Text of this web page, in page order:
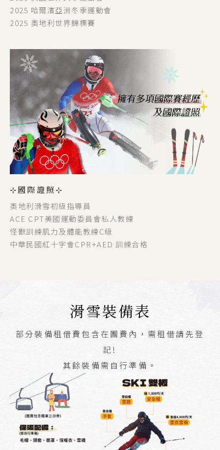
2025 哈爾濱亞洲冬季運動會
2025 奧地利世界錦標賽
⊹國際證照⊹
奧地利滑雪初級指導員
ACE CPT美國運動委員會私人教練
怪獸訓練肌力及體能教練C級
中華民國紅十字會CPR+AED 訓練合格
滑雪裝備表
部分裝備租借費包含在團費內，需租借請先登
記!
其餘裝備需自行準備。